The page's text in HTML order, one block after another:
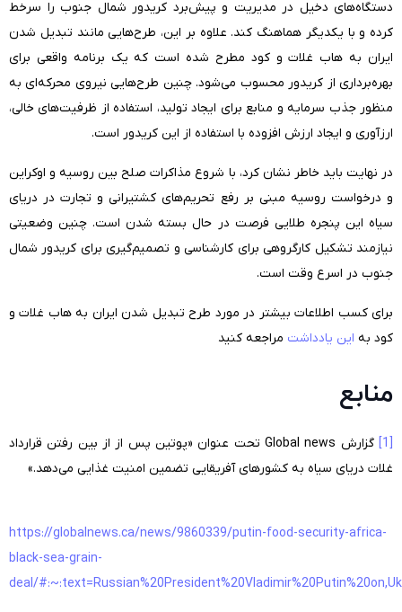
دستگاه‌های دخیل در مدیریت و پیش‌برد کریدور شمال جنوب را سرخط
کرده و با یکدیگر هماهنگ کند. علاوه بر این، طرح‌هایی مانند تبدیل شدن
ایران به هاب غلات و کود مطرح شده است که یک برنامه واقعی برای
بهره‌برداری از کریدور محسوب می‌شود. چنین طرح‌هایی نیروی محرکه‌ای به
منظور جذب سرمایه و منابع برای ایجاد تولید، استفاده از ظرفیت‌های خالی،
ارزآوری و ایجاد ارزش افزوده با استفاده از این کریدور است.
در نهایت باید خاطر نشان کرد، با شروع مذاکرات صلح بین روسیه و اوکراین
و درخواست روسیه مبنی بر رفع تحریم‌های کشتیرانی و تجارت در دریای
سیاه این پنجره طلایی فرصت در حال بسته شدن است. چنین وضعیتی
نیازمند تشکیل کارگروهی برای کارشناسی و تصمیم‌گیری برای کریدور شمال
جنوب در اسرع وقت است.
برای کسب اطلاعات بیشتر در مورد طرح تبدیل شدن ایران به هاب غلات و
کود به این یادداشت مراجعه کنید
منابع
[1] گزارش
تحت عنوان «پوتین پس از از بین رفتن قرارداد
غلات دریای سیاه به کشورهای آفریقایی تضمین امنیت غذایی می‌دهد.
»
https://globalnews.ca/news/9860339/putin-food-security-africa-
black-sea-grain-
deal/